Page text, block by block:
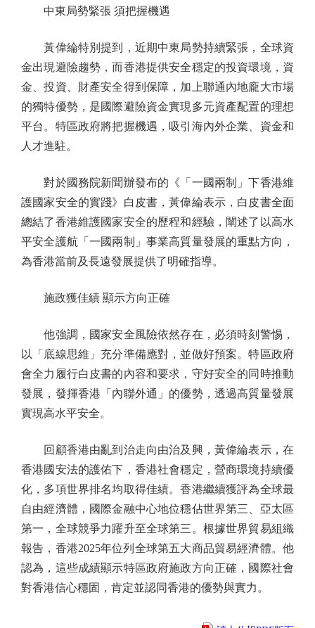
中東局勢緊張 須把握機遇
黃偉綸特別提到，近期中東局勢持續緊張，全球資
金出現避險趨勢，而香港提供安全穩定的投資環境，資
金、投資、財產安全得到保障，加上聯通內地龐大市場
的獨特優勢，是國際避險資金實現多元資產配置的理想
平台。特區政府將把握機遇，吸引海內外企業、資金和
人才進駐。
對於國務院新聞辦發布的《「一國兩制」下香港維
護國家安全的實踐》白皮書，黃偉綸表示，白皮書全面
總結了香港維護國家安全的歷程和經驗，闡述了以高水
平安全護航「一國兩制」事業高質量發展的重點方向，
為香港當前及長遠發展提供了明確指導。
施政獲佳績 顯示方向正確
他強調，國家安全風險依然存在，必須時刻警惕，
以「底線思維」充分準備應對，並做好預案。特區政府
會全力履行白皮書的內容和要求，守好安全的同時推動
發展，發揮香港「內聯外通」的優勢，透過高質量發展
實現高水平安全。
回顧香港由亂到治走向由治及興，黃偉綸表示，在
香港國安法的護佑下，香港社會穩定，營商環境持續優
化，多項世界排名均取得佳績。香港繼續獲評為全球最
自由經濟體，國際金融中心地位穩佔世界第三、亞太區
第一，全球競爭力躍升至全球第三。根據世界貿易組織
報告，香港2025年位列全球第五大商品貿易經濟體。他
認為，這些成績顯示特區政府施政方向正確，國際社會
對香港信心穩固，肯定並認同香港的優勢與實力。